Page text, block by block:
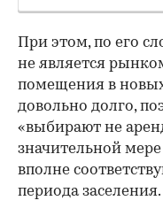
При этом, по его
не является
помещения в
довольно долго,
«выбирают не
значительной
вполне
периода заселения.